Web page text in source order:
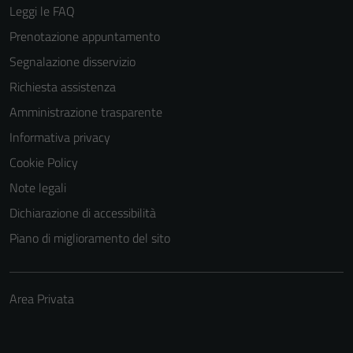
Leggi le FAQ
Prenotazione appuntamento
Segnalazione disservizio
Richiesta assistenza
Amministrazione trasparente
Informativa privacy
Cookie Policy
Note legali
Dichiarazione di accessibilità
Piano di miglioramento del sito
Area Privata